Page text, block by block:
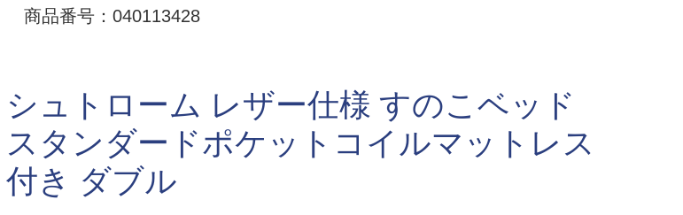
商品番号：040113428
シュトローム レザー仕様 すのこベッド
スタンダードポケットコイルマットレス
付き ダブル